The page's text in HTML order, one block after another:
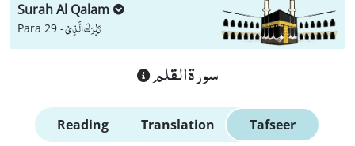
Surah Al Qalam
Para 29 -تَبٰرَكَ الَّذِیْ
سورة القلم
Reading Translation Tafseer